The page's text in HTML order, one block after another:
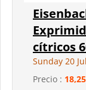
cítricos
Sunday 20
Precio :